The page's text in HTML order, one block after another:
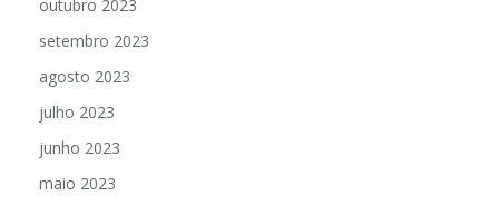
outubro 2023
setembro 2023
agosto 2023
julho 2023
junho 2023
maio 2023